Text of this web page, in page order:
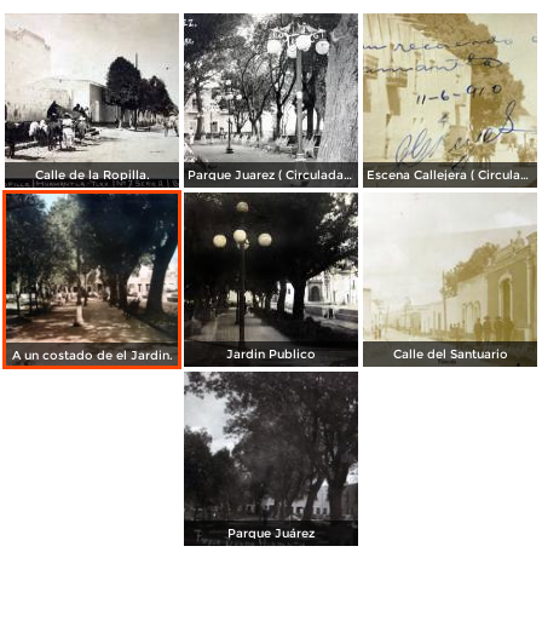
Calle de la Ropilla. Parque Juarez ( Circulada el 19 de Mayo de 1926 ). Escena Callejera ( Circulada el 11 de Junio de 1910 ).
A un costado de el Jardin. Jardin Publico Calle del Santuario
Parque Juárez